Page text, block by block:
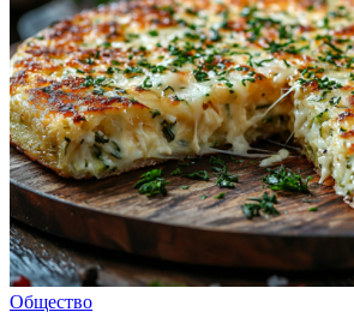
Общество